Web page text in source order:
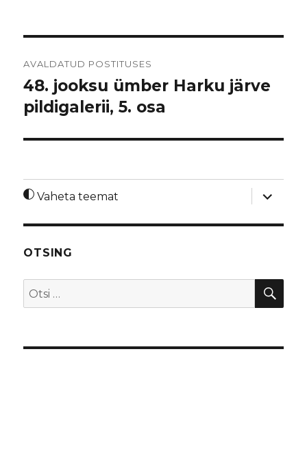
AVALDATUD POSTITUSES
48. jooksu ümber Harku järve
pildigalerii, 5. osa
Vaheta teemat
laienda
OTSING
Otsi: